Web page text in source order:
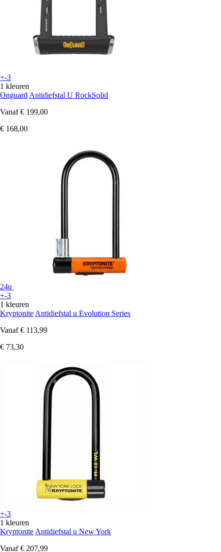
+-3
1 kleuren
Onguard Antidiefstal U RockSolid
Vanaf € 199,00
€ 168,00
24u
+-3
1 kleuren
Kryptonite Antidiefstal u Evolution Series
Vanaf € 113,99
€ 73,30
+-3
1 kleuren
Kryptonite Antidiefstal u New York
Vanaf € 207,99